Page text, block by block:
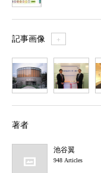
記事画像 ＋
著者
池谷翼
948 Articles